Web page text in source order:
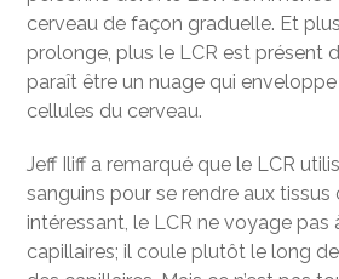
cerveau de façon graduelle. Et
prolonge, plus le LCR est présent
paraît être un nuage qui
cellules du cerveau.
Jeff Iliff a remarqué que le LCR
sanguins pour se rendre aux tissus
intéressant, le LCR ne voyage pas
capillaires; il coule plutôt le long